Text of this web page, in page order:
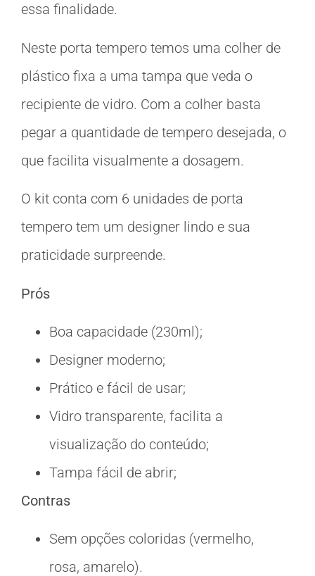
essa finalidade.
Neste porta tempero temos uma colher de
plástico fixa a uma tampa que veda o
recipiente de vidro. Com a colher basta
pegar a quantidade de tempero desejada, o
que facilita visualmente a dosagem.
O kit conta com 6 unidades de porta
tempero tem um designer lindo e sua
praticidade surpreende.
Prós
Boa capacidade (230ml);
Designer moderno;
Prático e fácil de usar;
Vidro transparente, facilita a
visualização do conteúdo;
Tampa fácil de abrir;
Contras
Sem opções coloridas (vermelho,
rosa, amarelo).